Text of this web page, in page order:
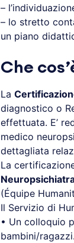
–
– lo stretto
un piano
Che
La
diagnostico o
effettuata. E’
medico
dettagliata
La
(Équipe
Il Servizio di
• Un colloquio
bambini/ragazzi.